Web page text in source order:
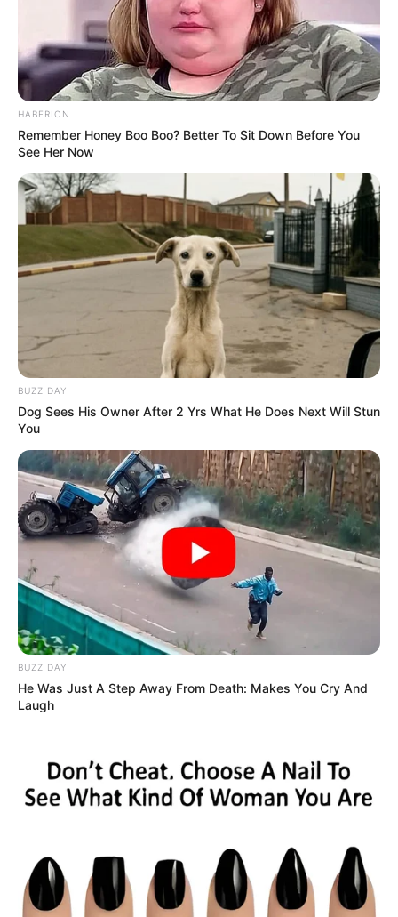
Las tarjetas de crédito premium se han
HABERION
Remember Honey Boo Boo? Better To Sit Down Before You
See Her Now
BUZZ DAY
Dog Sees His Owner After 2 Yrs What He Does Next Will Stun
You
BUZZ DAY
He Was Just A Step Away From Death: Makes You Cry And
Laugh